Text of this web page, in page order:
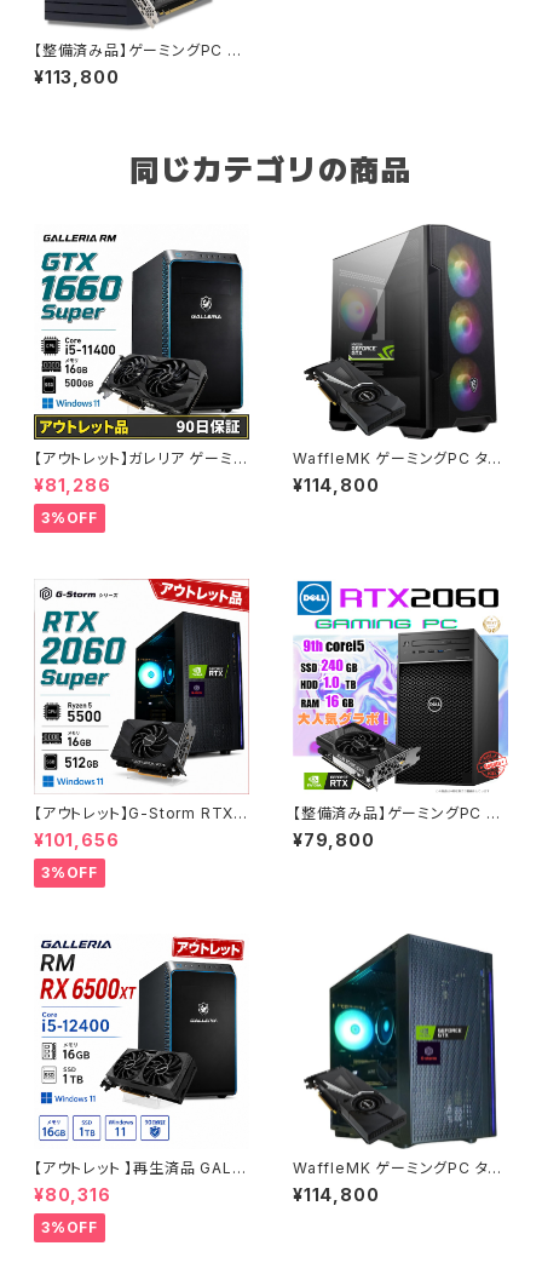
【整備済み品】ゲーミングPC デ
スクトップ パソコン Diginnos
Core i7-8700 - RTX 2070
ス フォートナイト B0DKT14L4
¥113,800
同じカテゴリの商品
【アウトレット】ガレリア ゲーミン
グパソコン GTX 1660 Super
Core i5-11400 メモリ16GB S
SD500GB 90日保証 他メーカ
ー整備済み品
¥81,286
3%OFF
WaffleMK ゲーミングPC タワ
ー型 G-Stormシリーズ AMD
GeForce 16GBメモリ Windo
¥114,800
【アウトレット】G-Storm RTX2
060Super Ryzen5-5500 メ
モリ16GB SSD512GB ゲーミ
ングPC 90日保証
¥101,656
3%OFF
【整備済み品】ゲーミングPC デ
スクトップ DELL Precision 3
630 Tower - Core i5-9500
¥79,800
【アウトレット 】再生済品 GALL
ERIA RM RX 6500XT Core i
5-12400 メモリ16GB SSD1T
B ゲーミングPC 整備済み品 9
0日保証
¥80,316
3%OFF
WaffleMK ゲーミングPC タワ
ー型 G-Stormシリーズ AMD
GeForce 16GBメモリ Windo
¥114,800